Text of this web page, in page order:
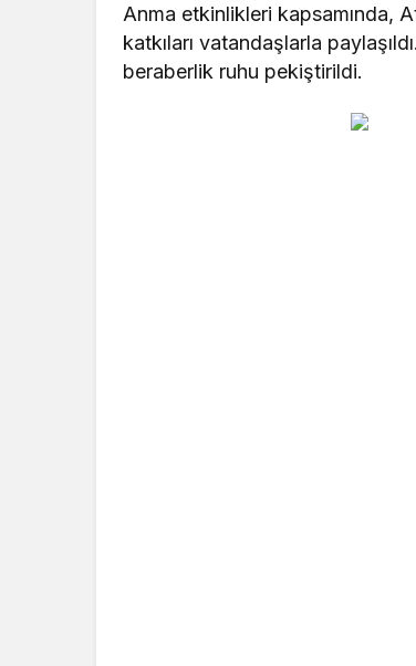
Anma etkinlikleri kapsamında,
katkıları vatandaşlarla
beraberlik ruhu pekiştirildi.